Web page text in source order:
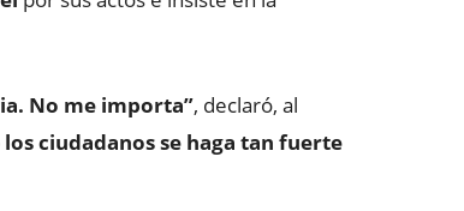
No me importa”, declaró, al
ciudadanos se haga tan fuerte